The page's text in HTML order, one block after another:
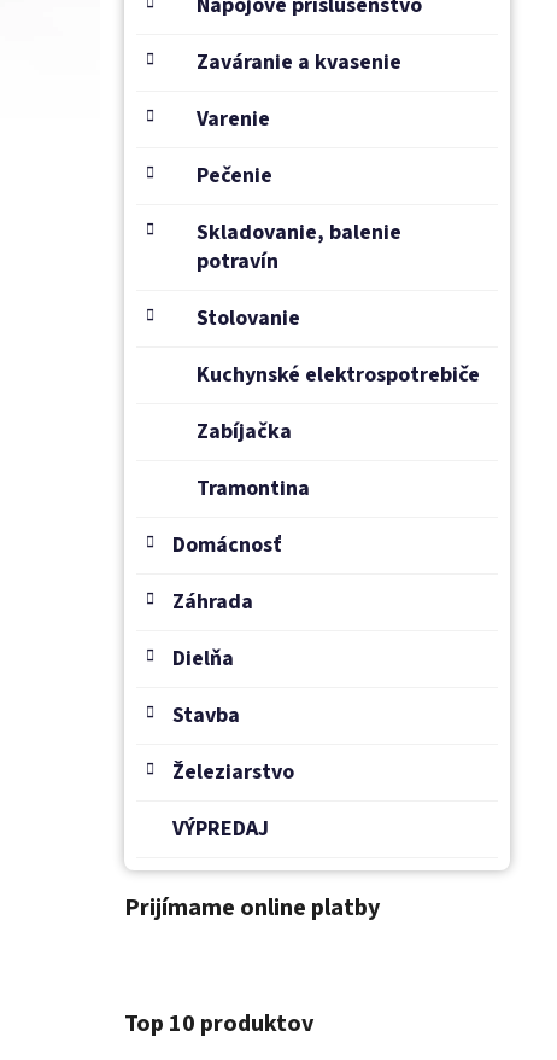
Zaváranie a kvasenie
Varenie
Pečenie
Skladovanie, balenie
potravín
Stolovanie
Kuchynské elektrospotrebiče
Zabíjačka
Tramontina
Domácnosť
Záhrada
Dielňa
Stavba
Železiarstvo
VÝPREDAJ
Prijímame online platby
Top 10 produktov